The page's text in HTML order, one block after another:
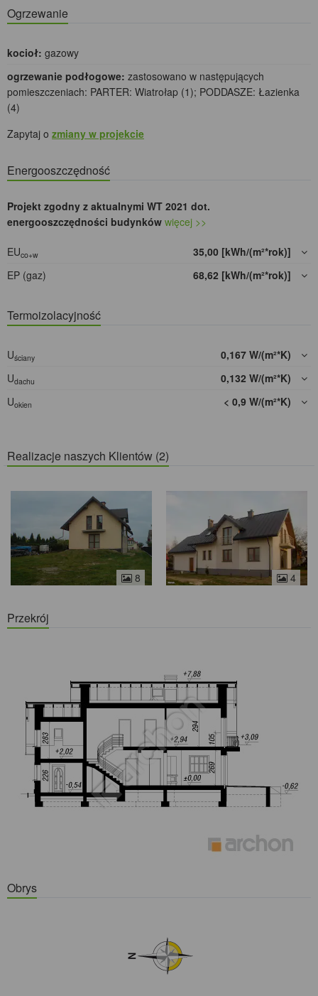
Ogrzewanie
kocioł: gazowy
ogrzewanie podłogowe: zastosowano w następujących
pomieszczeniach: PARTER: Wiatrołap (1); PODDASZE: Łazienka
(4)
Zapytaj o zmiany w projekcie
Energooszczędność
Projekt zgodny z aktualnymi WT 2021 dot.
energooszczędności budynków więcej >>
EUco+w
35,00 [kWh/(m²*rok)]
EP (gaz)
68,62 [kWh/(m²*rok)]
Termoizolacyjność
Uściany
0,167 W/(m²*K)
Udachu
0,132 W/(m²*K)
Uokien < 0,9 W/(m²*K)
Realizacje naszych Klientów (2)
8 4
Przekrój
Obrys